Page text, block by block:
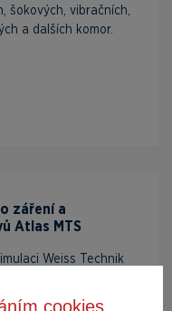
cookies
šokových, vibračních,
a dalších komor.
záření a
Atlas MTS
Weiss Technik
veškeré